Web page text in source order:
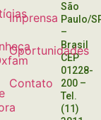
Imprensa
Oportunidades
Contato
São
Paulo/
–
Brasil
CEP
01228-
200 –
Tel.
(11)